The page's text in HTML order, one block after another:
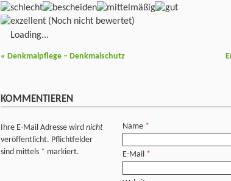
(Noch nicht bewertet)
Loading...
« Denkmalpflege – Denkmalschutz
KOMMENTIEREN
Ihre E-Mail Adresse wird nicht
veröffentlicht. Pflichtfelder
sind mittels * markiert.
Name *
E-Mail *